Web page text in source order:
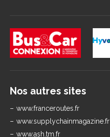
Nos autres sites
www.franceroutes.fr
www.supplychainmagazine.fr
www.ash.tm.fr